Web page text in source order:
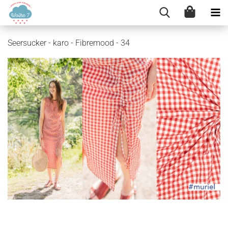
Seersucker - karo - Fibremood - 34